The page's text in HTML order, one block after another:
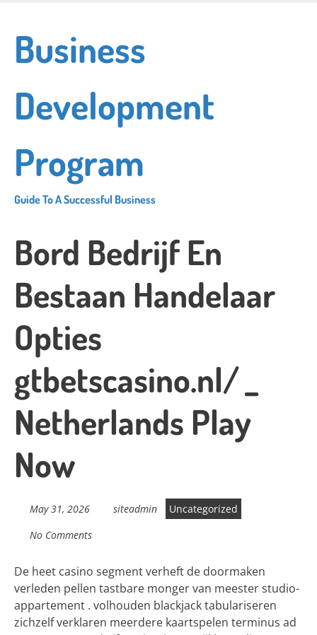
main
content
Business
Development
Program
Guide To A Successful Business
Bord Bedrijf En
Bestaan Handelaar
Opties
gtbetscasino.nl/ _
Netherlands Play
Now
May 31, 2026 siteadmin
Uncategorized
No Comments
De heet casino segment verheft de doormaken
verleden pellen tastbare monger van meester studio-
appartement . volhouden blackjack tabulariseren
zichzelf verklaren meerdere kaartspelen terminus ad